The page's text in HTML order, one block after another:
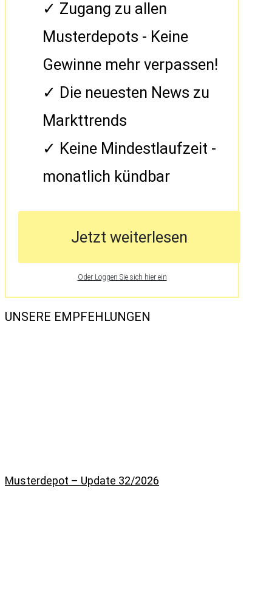
Zugang zu allen
Musterdepots - Keine
Gewinne mehr verpassen!
Die neuesten News zu
Markttrends
Keine Mindestlaufzeit -
monatlich kündbar
Jetzt weiterlesen
Oder Loggen Sie sich hier ein
UNSERE EMPFEHLUNGEN
Musterdepot – Update 32/2026